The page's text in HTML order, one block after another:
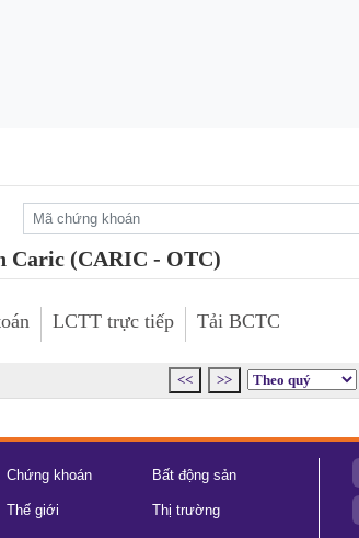
Caric (CARIC - OTC)
LCTT trực tiếp Tải BCTC
<< >>
Chứng khoán Bất động sản
Thế giới Thị trường